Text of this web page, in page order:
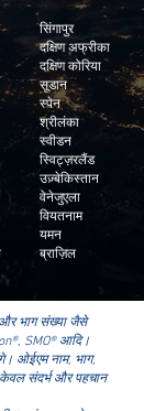
सिंगापुर
दक्षिण अफ्रीका
दक्षिण कोरिया
सूडान
स्पेन
श्रीलंका
स्वीडन
स्विट्ज़रलैंड
उज़्बेकिस्तान
वेनेजुएला
वियतनाम
यमन
ब्राज़िल
और भाग संख्या जैसे
SMO® आदि।
ओईएम नाम, भाग,
संदर्भ और पहचान